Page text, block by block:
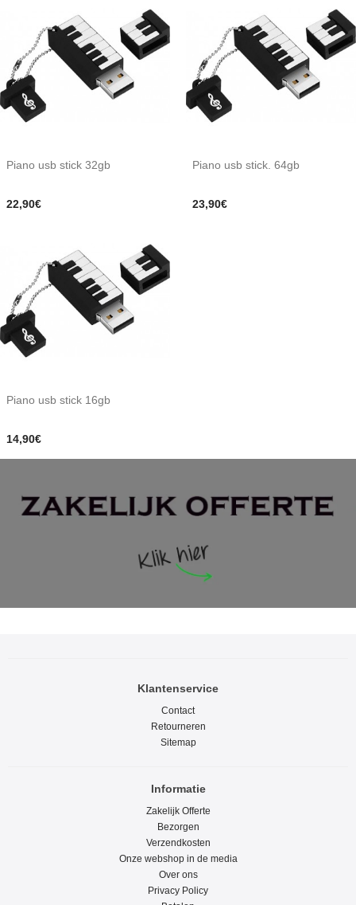
Piano usb stick 32gb
22,90€
Piano usb stick. 64gb
23,90€
Piano usb stick 16gb
14,90€
Klantenservice
Contact
Retourneren
Sitemap
Informatie
Zakelijk Offerte
Bezorgen
Verzendkosten
Onze webshop in de media
Over ons
Privacy Policy